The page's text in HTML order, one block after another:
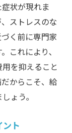
状が現れま
ストレスのな
く前に専門家
これにより、
を抑えること
からこそ、給
ょう。
ト